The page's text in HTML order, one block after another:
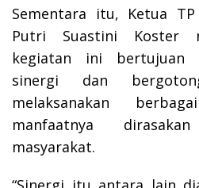
Sementara itu, Ketua
Putri Suastini Koster
kegiatan ini bertujuan
sinergi dan
melaksanakan
manfaatnya
masyarakat.